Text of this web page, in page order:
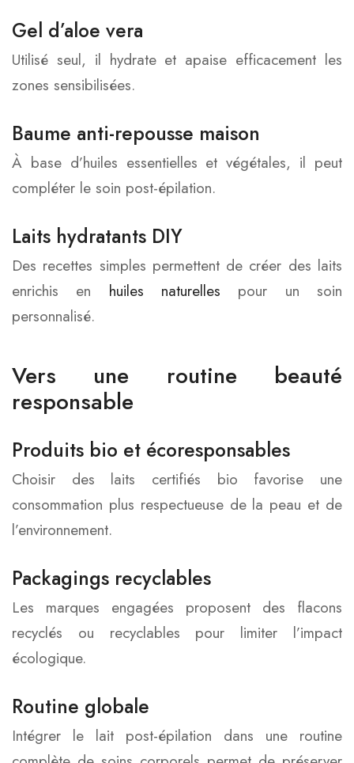
Gel d’aloe vera
Utilisé seul, il hydrate et apaise efficacement les
zones sensibilisées.
Baume anti-repousse maison
À base d’huiles essentielles et végétales, il peut
compléter le soin post-épilation.
Laits hydratants DIY
Des recettes simples permettent de créer des laits
enrichis en huiles naturelles pour un soin
personnalisé.
Vers une routine beauté
responsable
Produits bio et écoresponsables
Choisir des laits certifiés bio favorise une
consommation plus respectueuse de la peau et de
l’environnement.
Packagings recyclables
Les marques engagées proposent des flacons
recyclés ou recyclables pour limiter l’impact
écologique.
Routine globale
Intégrer le lait post-épilation dans une routine